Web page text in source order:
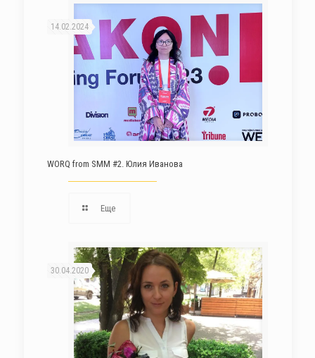
14.02.2024
WORQ from SMM #2. Юлия Иванова
Еще
30.04.2020